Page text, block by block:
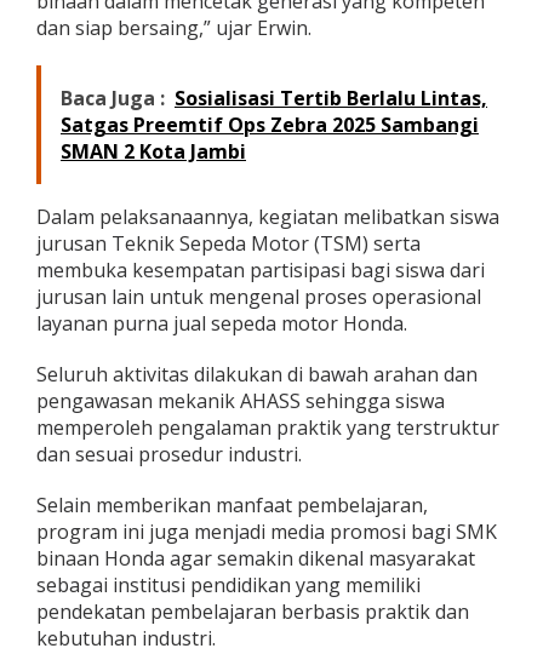
dan siap bersaing,” ujar Erwin.
Baca Juga : Sosialisasi Tertib Berlalu Lintas,
Satgas Preemtif Ops Zebra 2025 Sambangi
SMAN 2 Kota Jambi
Dalam pelaksanaannya, kegiatan melibatkan siswa
jurusan Teknik Sepeda Motor (TSM) serta
membuka kesempatan partisipasi bagi siswa dari
jurusan lain untuk mengenal proses operasional
layanan purna jual sepeda motor Honda.
Seluruh aktivitas dilakukan di bawah arahan dan
pengawasan mekanik AHASS sehingga siswa
memperoleh pengalaman praktik yang terstruktur
dan sesuai prosedur industri.
Selain memberikan manfaat pembelajaran,
program ini juga menjadi media promosi bagi SMK
binaan Honda agar semakin dikenal masyarakat
sebagai institusi pendidikan yang memiliki
pendekatan pembelajaran berbasis praktik dan
kebutuhan industri.